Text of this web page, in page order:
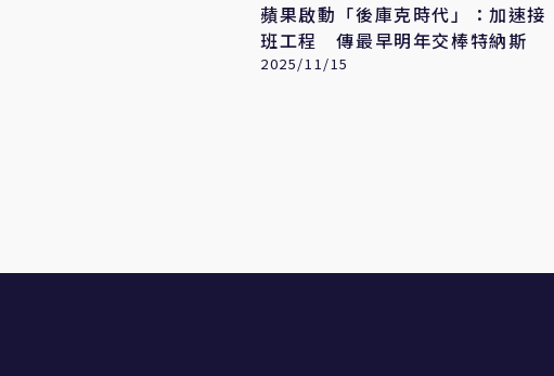
蘋果啟動「後庫克時代」：加速接
班工程 傳最早明年交棒特納斯
2025/11/15